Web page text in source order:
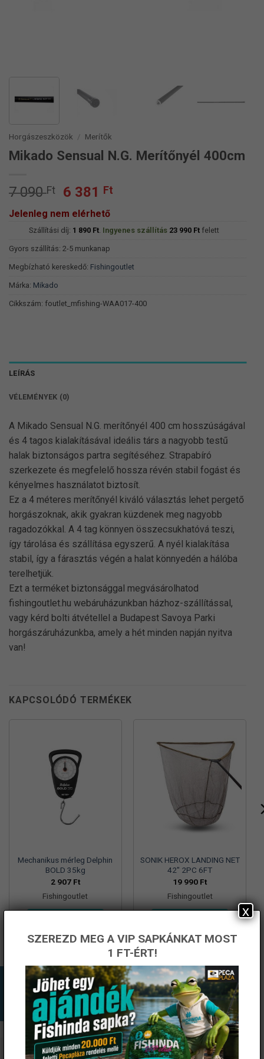
Horgászeszközök / Merítők
Mikado Sensual N.G. Merítőnyél 400cm
7 090Ft
Original
price
was:
7
090 Ft.
6 381 Ft
6
Jelenleg nem elérhető
Szállítási díj: 1 890 Ft. Ingyenes szállítás 23 990 Ftfelett
Gyors szállítás: 2-5 munkanap
Megbízható kereskedő: Fishingoutlet
Márka: Mikado
Cikkszám: foutlet_mfishing-WAA017-400
LEÍRÁS
VÉLEMÉNYEK (0)
A Mikado Sensual N.G. merítőnyél 400 cm hosszúságával
és 4 tagos kialakításával ideális társ a nagyobb testű
halak biztonságos partra segítéséhez. Strapabíró
szerkezete és megfelelő hossza révén stabil fogást és
kényelmes használatot biztosít.
Ez a 4 méteres merítőnyél kiváló választás lehet pergető
horgászoknak, akik gyakran küzdenek meg nagyobb
ragadozókkal. A 4 tag könnyen összecsukhatóvá teszi,
így tárolása és szállítása egyszerű. A nyél kialakítása
stabil, így a fárasztás végén a halat könnyedén a hálóba
terelhetjük.
Ezt a terméket biztonsággal megvásárolhatod
fishingoutlet.hu webáruházunkban házhoz-szállítással,
vagy kérd bolti átvétellel a Budapest Savoya Parki
horgászáruházunkba, amely a hét minden napján nyitva
van!
KAPCSOLÓDÓ TERMÉKEK
Mechanikus mérleg Delphin
BOLD 35kg
2 907 Ft
Fishingoutlet
SONIK HEROX LANDING NET
42″ 2PC 6FT
19 990 Ft
Fishingoutlet
SZEREZD MEG A VIP SAPKÁNKAT MOST
1 FT-ÉRT!
x